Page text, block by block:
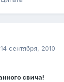
14 сентября, 2010
свича!